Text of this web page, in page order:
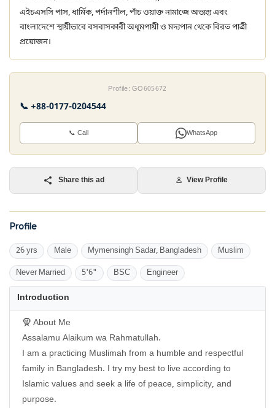
এইচএসসি পাস, ধার্মিক, পর্দানশীল, পাঁচ ওয়াক্ত নামাজে অভ্যস্ত এবং
বাংলাদেশে স্থায়ীভাবে বসবাসকারী অধূমপায়ী ও মদ্যপান থেকে বিরত পাত্রী
প্রয়োজন।
Profile: GO605672
📞 +88-0177-0204544
📞 Call WhatsApp
Share this ad View Profile
Profile
26 yrs Male Mymensingh Sadar, Bangladesh Muslim
Never Married 5'6" BSC Engineer
Introduction
🧕 About Me
Assalamu Alaikum wa Rahmatullah.
I am a practicing Muslimah from a humble and respectful
family in Bangladesh. I try my best to live according to
Islamic values and seek a life of peace, simplicity, and
purpose.